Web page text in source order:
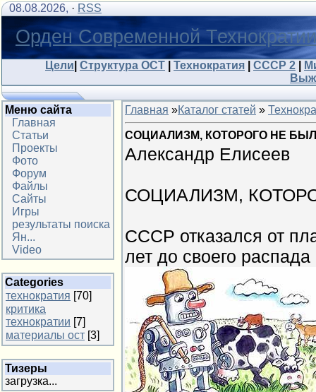
08.08.2026, · RSS
Орден Современной Технократии
Цели Структура ОСТ Технократия СССР 2
Меню сайта
Главная
Статьи
Проекты
Фото
Форум
Файлы
Сайты
Игры
результаты поиска
Ян...
Video
Categories
технократия [70]
критика
технократии [7]
материалы ост [3]
Тизеры
загрузка...
Главная »Каталог статей »
СОЦИАЛИЗМ, КОТОРОГО НЕ
Александр Елисеев
СОЦИАЛИЗМ,
СССР отказался от
лет до своего распада